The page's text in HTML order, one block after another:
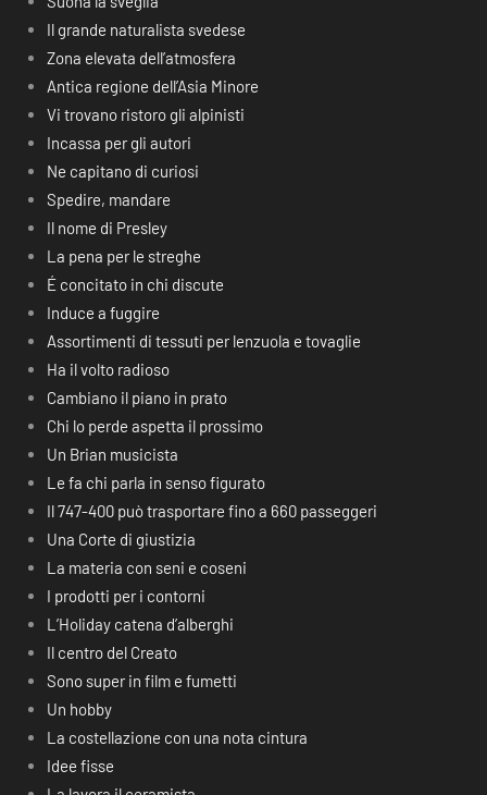
Il grande naturalista svedese
Zona elevata dell’atmosfera
Antica regione dell’Asia Minore
Vi trovano ristoro gli alpinisti
Incassa per gli autori
Ne capitano di curiosi
Spedire, mandare
Il nome di Presley
La pena per le streghe
É concitato in chi discute
Induce a fuggire
Assortimenti di tessuti per lenzuola e tovaglie
Ha il volto radioso
Cambiano il piano in prato
Chi lo perde aspetta il prossimo
Un Brian musicista
Le fa chi parla in senso figurato
Il 747-400 può trasportare fino a 660 passeggeri
Una Corte di giustizia
La materia con seni e coseni
I prodotti per i contorni
L’Holiday catena d’alberghi
Il centro del Creato
Sono super in film e fumetti
Un hobby
La costellazione con una nota cintura
Idee fisse